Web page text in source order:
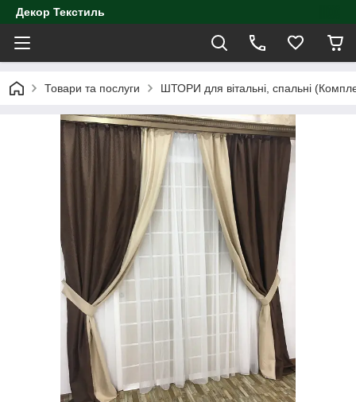
Декор Текстиль
Товари та послуги ШТОРИ для вітальні, спальні